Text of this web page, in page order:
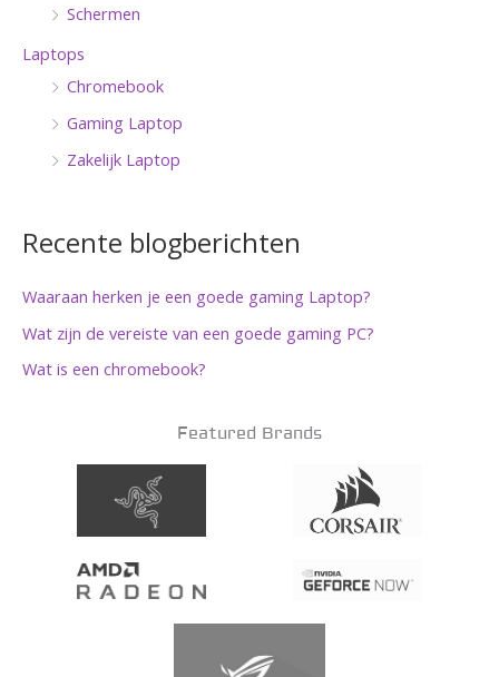
Schermen
Laptops
Chromebook
Gaming Laptop
Zakelijk Laptop
Recente blogberichten
Waaraan herken je een goede gaming Laptop?
Wat zijn de vereiste van een goede gaming PC?
Wat is een chromebook?
Featured Brands